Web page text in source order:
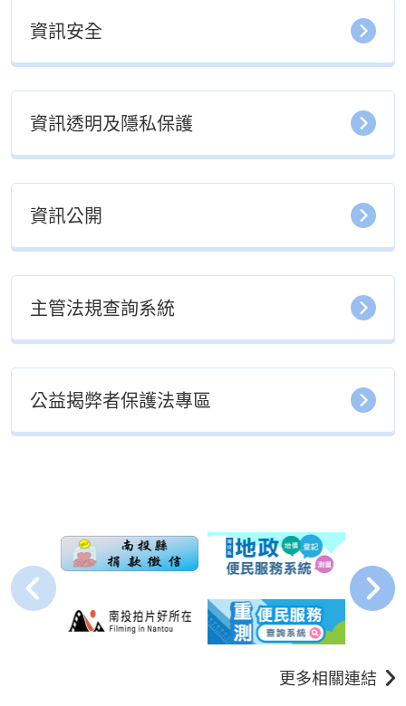
資訊安全
資訊透明及隱私保護
資訊公開
主管法規查詢系統
公益揭弊者保護法專區
更多相關連結